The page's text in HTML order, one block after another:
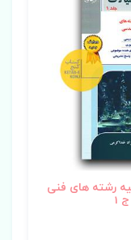
رشته های فنی
1